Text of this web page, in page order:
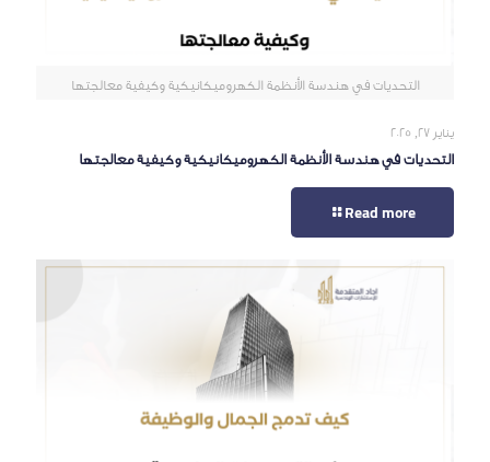
التحديات في هندسة الأنظمة الكهروميكانيكية وكيفية معالجتها
يناير 27, 2025
التحديات في هندسة الأنظمة الكهروميكانيكية وكيفية معالجتها
Read more